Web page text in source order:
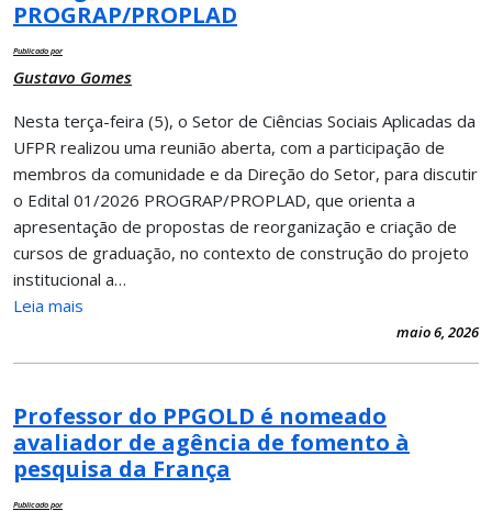
PROGRAP/PROPLAD
Publicado por
Gustavo Gomes
Nesta terça-feira (5), o Setor de Ciências Sociais Aplicadas da
UFPR realizou uma reunião aberta, com a participação de
membros da comunidade e da Direção do Setor, para discutir
o Edital 01/2026 PROGRAP/PROPLAD, que orienta a
apresentação de propostas de reorganização e criação de
cursos de graduação, no contexto de construção do projeto
institucional a…
Leia mais
maio 6, 2026
Professor do PPGOLD é nomeado
avaliador de agência de fomento à
pesquisa da França
Publicado por